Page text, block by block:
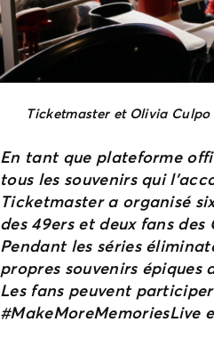
Ticketmaster et Olivia
En tant que plateforme
tous les souvenirs qui
Ticketmaster a organisé
des 49ers et deux fans
Pendant les séries
propres souvenirs épiques
Les fans peuvent
#MakeMoreMemoriesLive